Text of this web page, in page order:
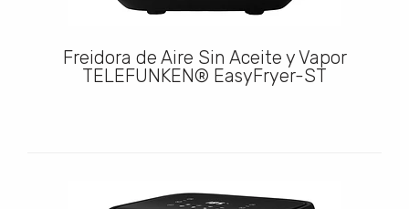
Freidora de Aire Sin Aceite y Vapor
TELEFUNKEN® EasyFryer-ST